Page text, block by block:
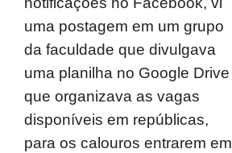
uma postagem em um grupo
da faculdade que divulgava
uma planilha no Google Drive
que organizava as vagas
disponíveis em repúblicas,
para os calouros entrarem em